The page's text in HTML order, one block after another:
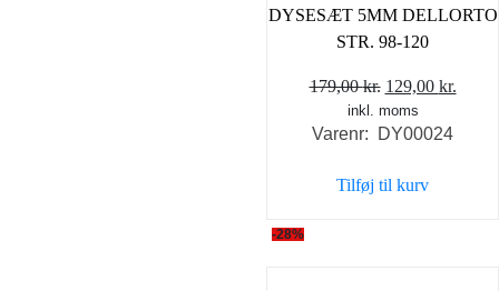
DYSESÆT 5MM DELLORTO
STR. 98-120
179,00kr. Den
oprindelige
pris
179,00 kr..
129,00 kr.
inkl. moms
Varenr: DY00024
Tilføj til kurv
-28%